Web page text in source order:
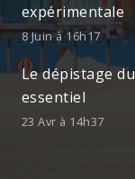
expérimentale
8 Juin à 16h17
Le dépistage
essentiel
23 Avr à 14h37